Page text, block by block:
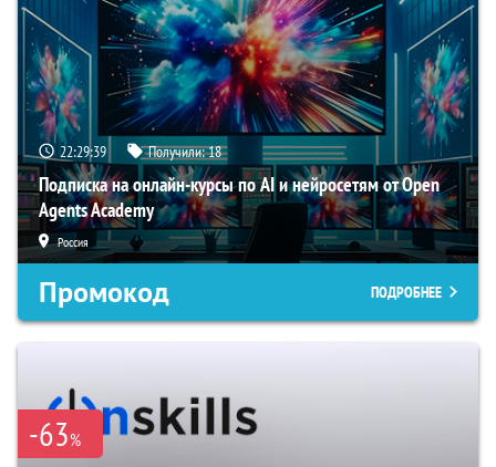
22:29:38 Получили:18
Подписка на онлайн-курсы по AI и нейросетям от Open
Agents Academy
Россия
Промокод ПОДРОБНЕЕ
-63%